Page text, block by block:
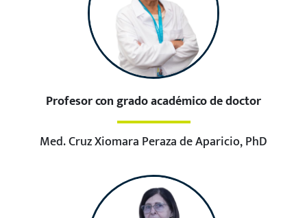
Profesor con grado académico de doctor
Med. Cruz Xiomara Peraza de Aparicio, PhD